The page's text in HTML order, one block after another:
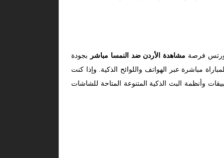
فرصة مشاهدة الأردن ضد النمسا مباشر
بجودة
مباشرة عبر الهواتف واللوائح الذكية. وإذا كنت
وأنظمة البث الذكية المتنوعة المتاحة للشاشات